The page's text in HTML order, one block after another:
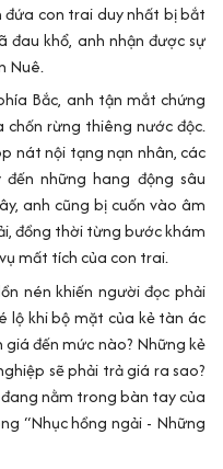
con trai duy nhất bị bắt
đau khổ, anh nhận được sự
Nuê.
Bắc, anh tận mắt chứng
chốn rừng thiêng nước độc.
nát nội tạng nạn nhân, các
những hang động sâu
anh cũng bị cuốn vào âm
đồng thời từng bước khám
mất tích của con trai.
nén khiến người đọc phải
lộ khi bộ mặt của kẻ tàn ác
đến mức nào? Những kẻ
sẽ phải trả giá ra sao?
nằm trong bàn tay của
“Nhục hồng ngải - Những